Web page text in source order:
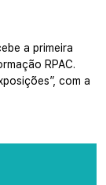
a primeira
RPAC.
com a